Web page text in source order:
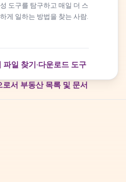
도구를 탐구하고 매일 더 스
게 일하는 방법을 찾는 사람.
파일 찾기·다운로드 도구
서 부동산 목록 및 문서